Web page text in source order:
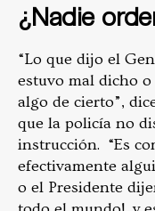
¿Nadie
“Lo que dijo el
estuvo mal dicho
algo de cierto”,
que la policía no
instrucción. “Es
efectivamente
o el Presidente